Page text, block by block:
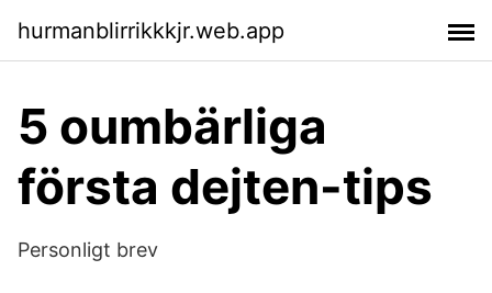
hurmanblirrikkkjr.web.app
5 oumbärliga
första dejten-tips
Personligt brev